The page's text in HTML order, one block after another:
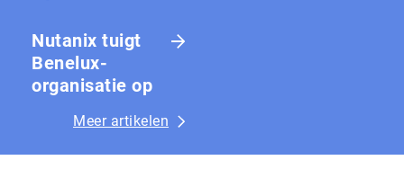
Nutanix tuigt
Benelux-
organisatie op
Meer artikelen